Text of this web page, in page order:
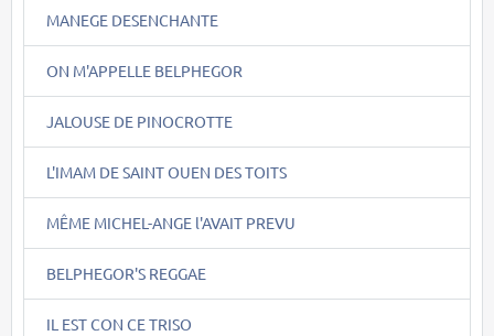
MANEGE DESENCHANTE
ON M'APPELLE BELPHEGOR
JALOUSE DE PINOCROTTE
L'IMAM DE SAINT OUEN DES TOITS
MÊME MICHEL-ANGE l'AVAIT PREVU
BELPHEGOR'S REGGAE
IL EST CON CE TRISO